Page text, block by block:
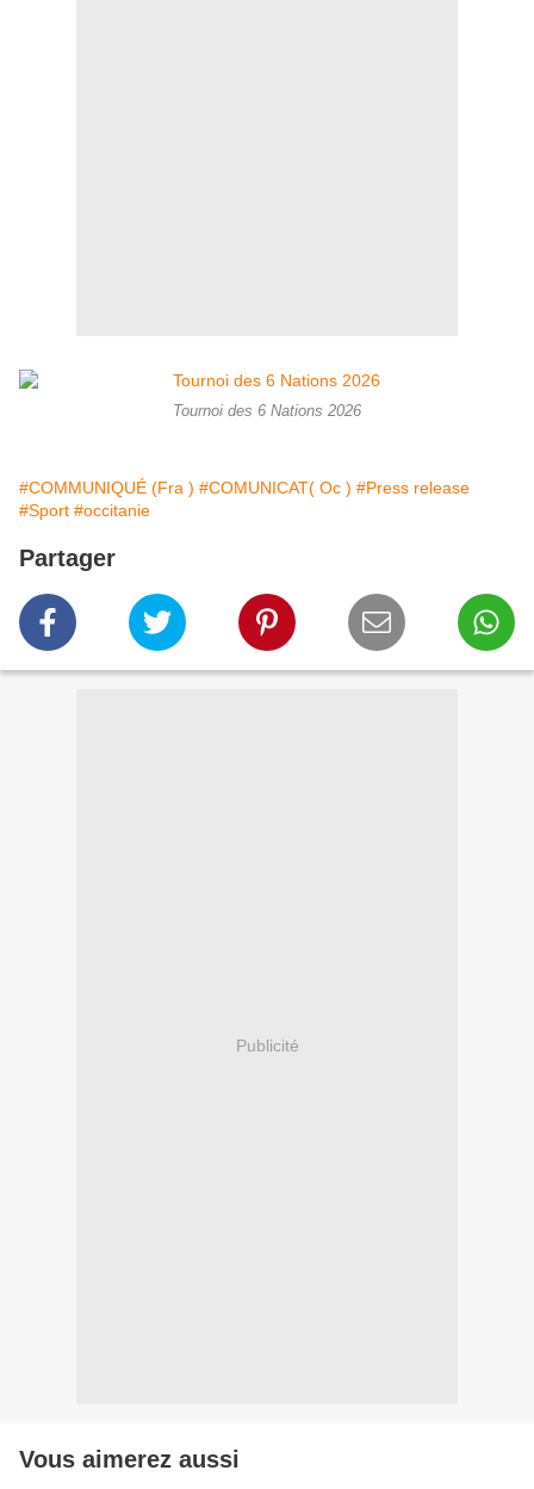
Tournoi des 6 Nations 2026
#COMMUNIQUÉ (Fra ) #COMUNICAT( Oc ) #Press release
#Sport #occitanie
Partager
Publicité
Vous aimerez aussi